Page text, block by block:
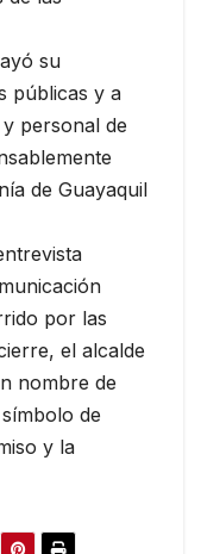
su
públicas y a
personal de
de Guayaquil
por las
el alcalde
nombre de
de
y la